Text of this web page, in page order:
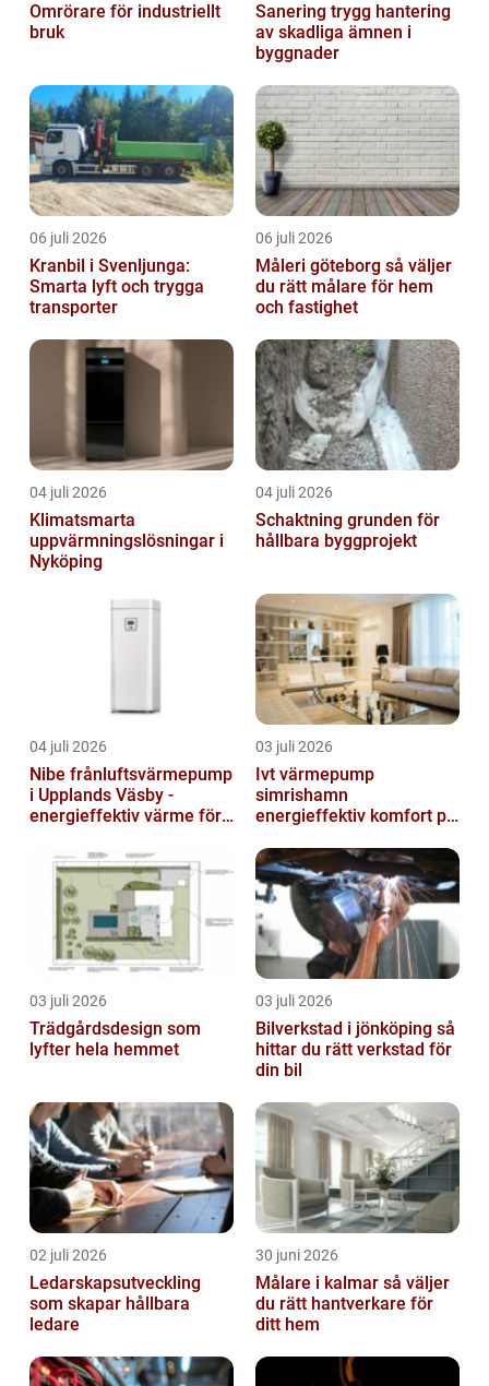
Omrörare för industriellt
bruk
Sanering trygg hantering
av skadliga ämnen i
byggnader
06 juli 2026
Kranbil i Svenljunga:
Smarta lyft och trygga
transporter
06 juli 2026
Måleri göteborg så väljer
du rätt målare för hem
och fastighet
04 juli 2026
Klimatsmarta
uppvärmningslösningar i
Nyköping
04 juli 2026
Schaktning grunden för
hållbara byggprojekt
04 juli 2026
Nibe frånluftsvärmepump
i Upplands Väsby -
energieffektiv värme för
03 juli 2026
Ivt värmepump
simrishamn
energieffektiv komfort på
03 juli 2026
Trädgårdsdesign som
lyfter hela hemmet
03 juli 2026
Bilverkstad i jönköping så
hittar du rätt verkstad för
din bil
02 juli 2026
Ledarskapsutveckling
som skapar hållbara
ledare
30 juni 2026
Målare i kalmar så väljer
du rätt hantverkare för
ditt hem